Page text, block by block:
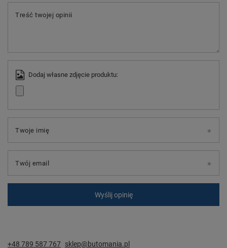
Treść twojej opinii
Dodaj własne zdjęcie produktu:
Twoje imię
Twój email
Wyślij opinię
+48 789 587 767 sklep@butomania.pl